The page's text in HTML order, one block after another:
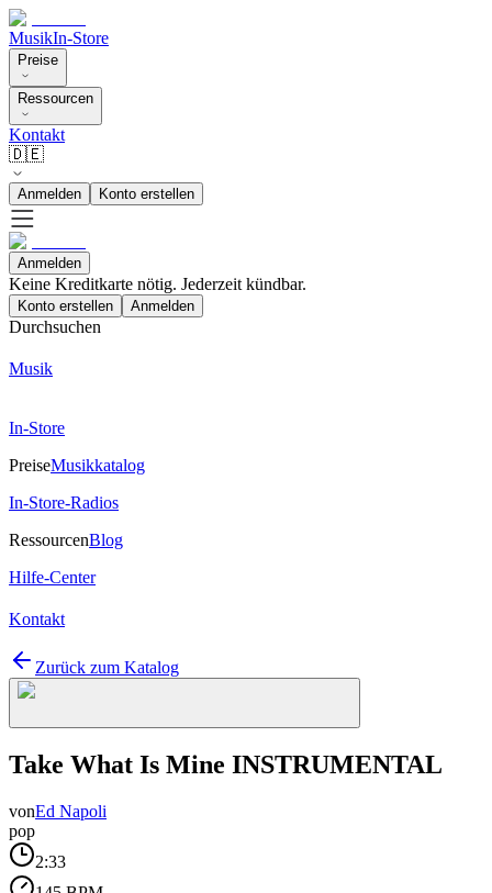
MusikIn-Store
Preise
Ressourcen
Kontakt
🇩🇪
Anmelden Konto erstellen
Anmelden
Keine Kreditkarte nötig. Jederzeit kündbar.
Konto erstellen Anmelden
Durchsuchen
Musik
In-Store
PreiseMusikkatalog
In-Store-Radios
RessourcenBlog
Hilfe-Center
Kontakt
Zurück zum Katalog
Take What Is Mine INSTRUMENTAL
vonEd Napoli
pop
2:33